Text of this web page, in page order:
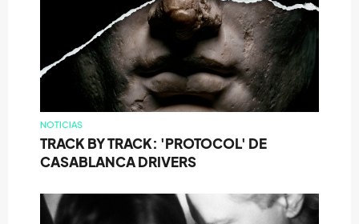
NOTICIAS
TRACK BY TRACK: 'PROTOCOL' DE
CASABLANCA DRIVERS